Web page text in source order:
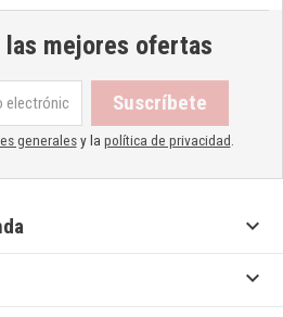
las mejores ofertas
generalesy la política de privacidad

